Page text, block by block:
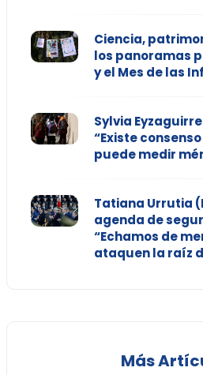
Ciencia,
los panoramas
y el Mes de las
Sylvia
“Existe
puede medir
Tatiana Urrutia
agenda de
“Echamos de
ataquen la raíz
Más